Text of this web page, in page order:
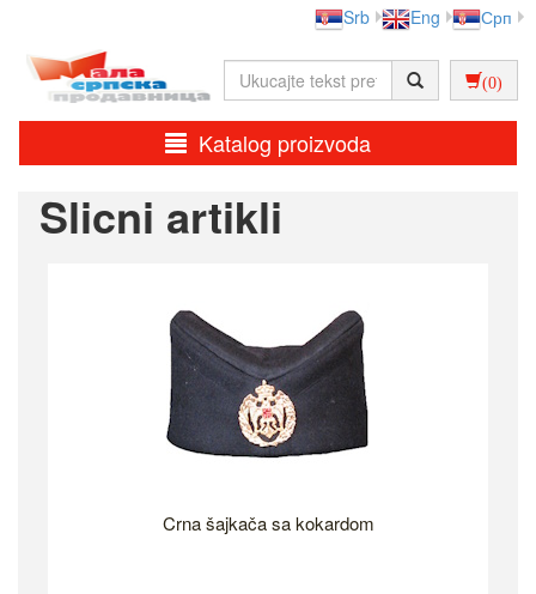
Srb Eng Срп
(0)
Katalog proizvoda
Slicni artikli
Crna šajkača sa kokardom